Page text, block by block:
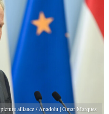
picture alliance / Anadolu | Omar Marques